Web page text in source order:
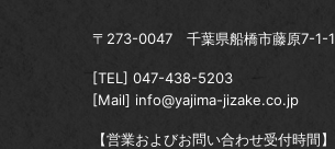
〒273-0047 千葉県船橋市藤原7-1-1
[TEL] 047-438-5203
[Mail] info@yajima-jizake.co.jp
【営業およびお問い合わせ受付時間】